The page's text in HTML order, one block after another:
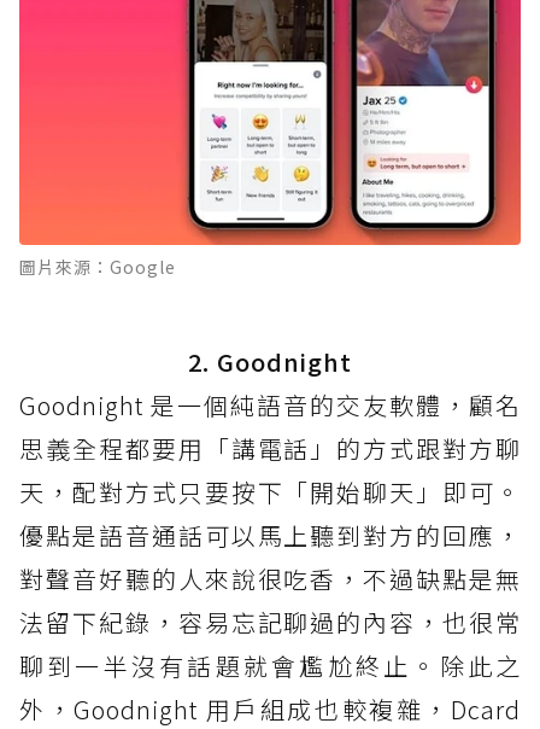
圖片來源：Google
2. Goodnight
Goodnight 是一個純語音的交友軟體，顧名
思義全程都要用「講電話」的方式跟對方聊
天，配對方式只要按下「開始聊天」即可。
優點是語音通話可以馬上聽到對方的回應，
對聲音好聽的人來說很吃香，不過缺點是無
法留下紀錄，容易忘記聊過的內容，也很常
聊到一半沒有話題就會尷尬終止。除此之
外，Goodnight 用戶組成也較複雜，Dcard